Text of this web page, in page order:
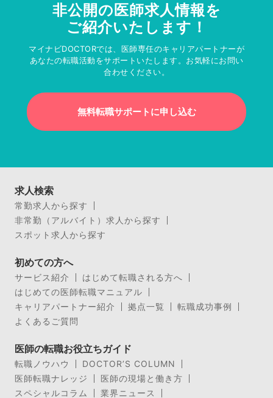
非公開の医師求人情報を
ご紹介いたします！
マイナビDOCTORでは、医師専任のキャリアパートナーが
あなたの転職活動をサポートいたします。お気軽にお問い
合わせください。
無料転職サポートに申し込む
求人検索
常勤求人から探す
非常勤（アルバイト）求人から探す
スポット求人から探す
初めての方へ
サービス紹介
はじめて転職される方へ
はじめての医師転職マニュアル
キャリアパートナー紹介
拠点一覧
転職成功事例
よくあるご質問
医師の転職お役立ちガイド
転職ノウハウ
DOCTOR’S COLUMN
医師転職ナレッジ
医師の現場と働き方
スペシャルコラム
業界ニュース